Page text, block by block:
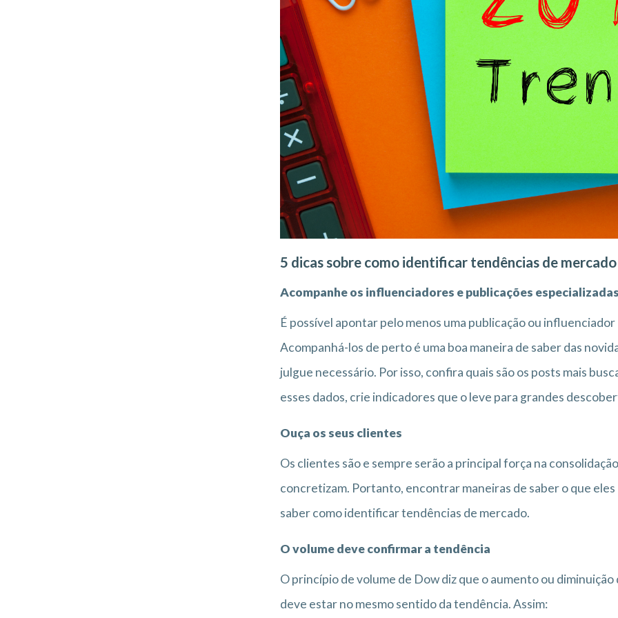
5 dicas sobre como identificar tendências de mercado
Acompanhe os influenciadores e publicações
É possível apontar pelo menos uma publicação ou
Acompanhá-los de perto é uma boa maneira de saber das
julgue necessário. Por isso, confira quais são os posts mais
esses dados, crie indicadores que o leve para grandes
Ouça os seus clientes
Os clientes são e sempre serão a principal força na
concretizam. Portanto, encontrar maneiras de saber o que
saber como identificar tendências de mercado.
O volume deve confirmar a tendência
O princípio de volume de Dow diz que o aumento ou
deve estar no mesmo sentido da tendência. Assim: